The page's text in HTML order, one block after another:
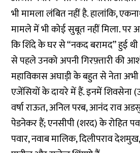
भी मामला लंबित नहीं है. हालांकि,
मामले में भी कोई सुबूत नहीं मिला. पर
कि शिंदे के घर से “नकद बरामद” हुई
से पहले उनको अपनी गिरफ़्तारी की
महाविकास अघाड़ी के बहुत से नेता अभी
एजेंसियों के दायरे में हैं. इनमें शिवसेना
वर्षा राऊत, अनिल परब, आनंद राव
पेडनेकर हैं; एनसीपी (शरद) के रोहित
पवार, नवाब मालिक, दिलीपराव